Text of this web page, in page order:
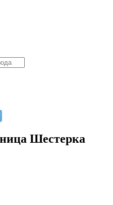
Шестерка